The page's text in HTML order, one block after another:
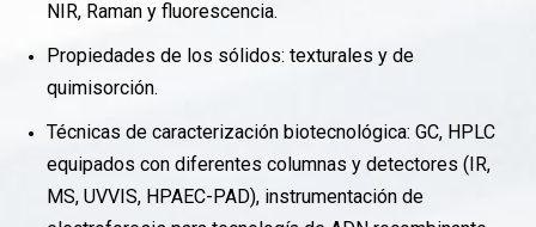
NIR, Raman y fluorescencia.
Propiedades de los sólidos: texturales y de
quimisorción.
Técnicas de caracterización biotecnológica: GC, HPLC
equipados con diferentes columnas y detectores (IR,
MS, UVVIS, HPAEC-PAD), instrumentación de